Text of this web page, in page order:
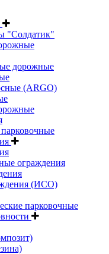
"Солдатик"
дорожные
(ARGO)
ограждения
(ИСО)
парковочные